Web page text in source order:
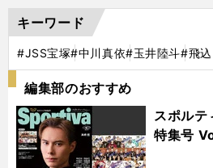
キーワード
#JSS宝塚#中川真依#玉井陸斗#飛込
編集部のおすすめ
スポル
特集号